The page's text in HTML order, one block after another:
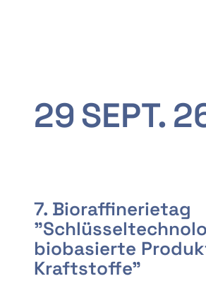
29SEPT.
7. Bioraffinerietag
biobasierte
Kraftstoffe"